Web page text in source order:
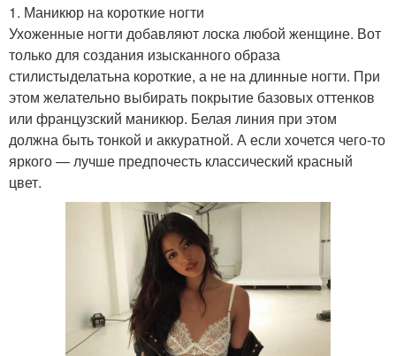
1. Маникюр на короткие ногти
Ухоженные ногти добавляют лоска любой женщине. Вот
только для создания изысканного образа
стилистыделатьна короткие, а не на длинные ногти. При
этом желательно выбирать покрытие базовых оттенков
или французский маникюр. Белая линия при этом
должна быть тонкой и аккуратной. А если хочется чего-то
яркого — лучше предпочесть классический красный
цвет.